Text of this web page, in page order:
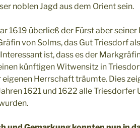
noblen Jagd aus dem Orient sein.
1619 überließ der Fürst aber seiner
von Solms, das Gut Triesdorf
ist, dass es der
künftigen Witwensitz in
eigenen Herrschaft träumte. Dies
1621 und 1622 alle Triesdorfer